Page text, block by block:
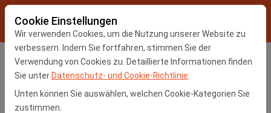
Cookie Einstellungen
Wir verwenden Cookies, um die Nutzung unserer Website zu
verbessern. Indem Sie fortfahren, stimmen Sie der
Verwendung von Cookies zu. Detaillierte Informationen finden
Sie unter Datenschutz- und Cookie-Richtlinie
Unten können Sie auswählen, welchen Cookie-Kategorien Sie
zustimmen.
Abholstation
İstanbul Sabiha Gokcen Flughafen -SAW